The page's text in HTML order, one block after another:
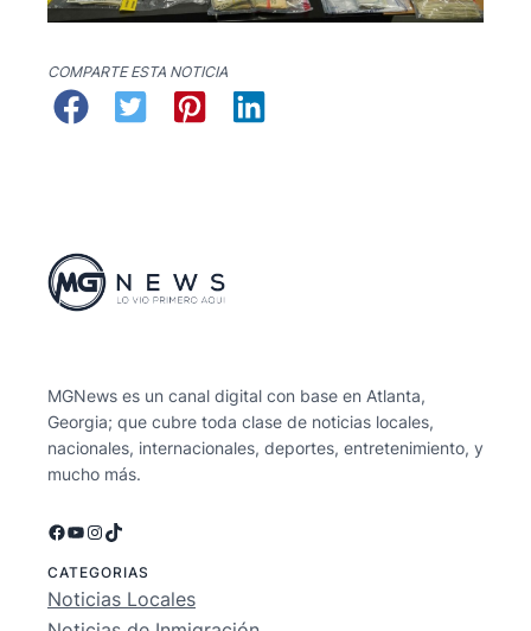
COMPARTE ESTA NOTICIA
MGNews es un canal digital con base en Atlanta,
Georgia; que cubre toda clase de noticias locales,
nacionales, internacionales, deportes, entretenimiento, y
mucho más.
Facebook
YouTube
Instagram
TikTok
CATEGORIAS
Noticias Locales